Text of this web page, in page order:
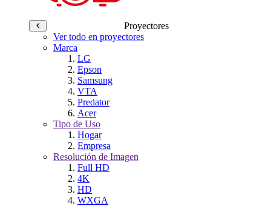
Proyectores
Ver todo en proyectores
Marca
LG
Epson
Samsung
VTA
Predator
Acer
Tipo de Uso
Hogar
Empresa
Resolución de Imagen
Full HD
4K
HD
WXGA